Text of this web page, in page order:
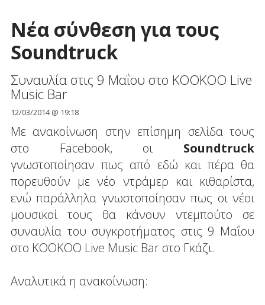
Νέα σύνθεση για τους
Soundtruck
Συναυλία στις 9 Μαΐου στο KOOKOO Live
Music Bar
12/03/2014 @ 19:18
Mε ανακοίνωση στην επίσημη σελίδα τους
στο Facebook, οι Soundtruck
γνωστοποίησαν πως από εδώ και πέρα θα
πορευθούν με νέο ντράμερ και κιθαρίστα,
ενώ παράλληλα γνωστοποίησαν πως οι νέοι
μουσικοί τους θα κάνουν ντεμπούτο σε
συναυλία του συγκροτήματος στις 9 Μαΐου
στο KOOKOO Live Music Bar στο Γκάζι.
Αναλυτικά η ανακοίνωση: